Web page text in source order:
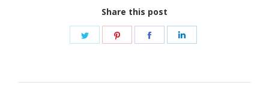
Share this post
Share
Share
Share